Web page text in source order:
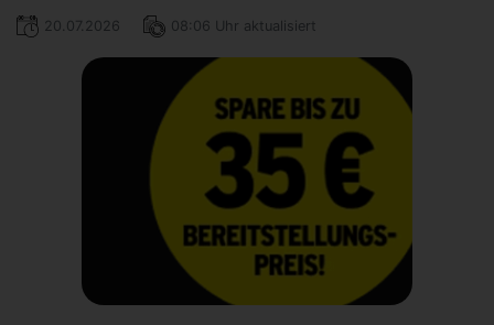
20.07.2026 08:06 Uhr aktualisiert